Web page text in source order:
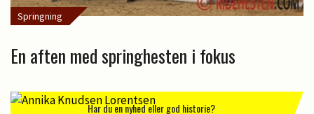
Springning
En aften med springhesten i fokus
Har du en nyhed eller god historie?